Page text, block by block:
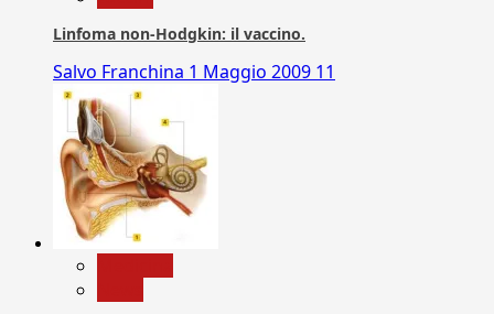
Linfoma non-Hodgkin: il vaccino.
Salvo Franchina 1 Maggio 2009 11